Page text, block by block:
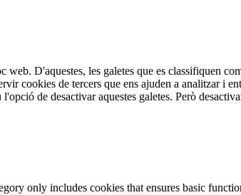
D'aquestes, les galetes que es classifiquen
cookies de tercers que ens ajuden a analitzar i
de desactivar aquestes galetes. Però
only includes cookies that ensures basic